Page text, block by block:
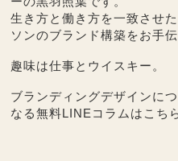
生き方と働き方を一致させ
ソンのブランド構築をお手
趣味は仕事とウイスキー。
ブランディングデザインに
なる無料LINEコラムは こち